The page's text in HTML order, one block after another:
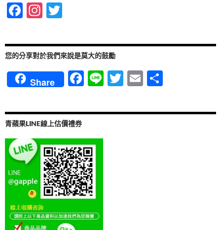
F
e
b
o
o
In
ag
ra
m
itt
er
您的分享對於我們來說是莫大的鼓勵
Share
F
e
o
o
k
Li
e
T
itt
E
ail
青蘋果LINE線上估價禮券